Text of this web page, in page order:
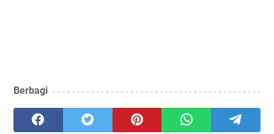
Berbagi